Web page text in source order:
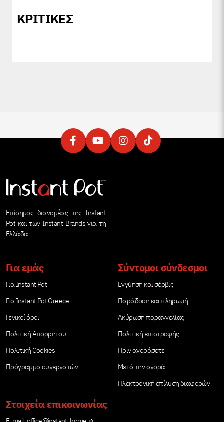
ΚΡΙΤΙΚΕΣ
Επίσημος διανομέας της Instant
Pot και των Instant Brands για τη
Ελλάδα
Για εμάς
Για Instant Pot
Για Instant Pot Greece
Γενικοί όροι
Πολιτική Απορρήτου
Πολιτική Cookies
Πρόγραμμα συνεργατών
Σύντομοι σύνδεσμοι
Εγγύηση και σέρβις
Παράδοση και πληρωμή
Ακύρωση παραγγελίας
Πολιτική επιστροφής
Πριν αγοράσετε
Μετά την αγορά
Ηλεκτρονική επίλυση διαφορών
Στοιχεία επικοινωνίας